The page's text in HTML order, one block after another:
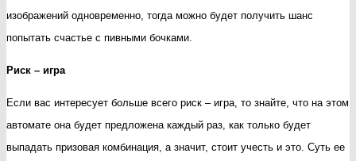
изображений одновременно, тогда можно будет получить шанс
попытать счастье с пивными бочками.
Риск – игра
Если вас интересует больше всего риск – игра, то знайте, что на этом
автомате она будет предложена каждый раз, как только будет
выпадать призовая комбинация, а значит, стоит учесть и это. Суть ее